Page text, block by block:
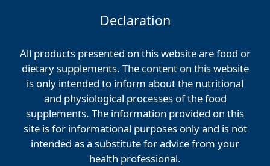
Declaration
All products presented on this website are food or
dietary supplements. The content on this website
is only intended to inform about the nutritional
and physiological processes of the food
supplements. The information provided on this
site is for informational purposes only and is not
intended as a substitute for advice from your
health professional.